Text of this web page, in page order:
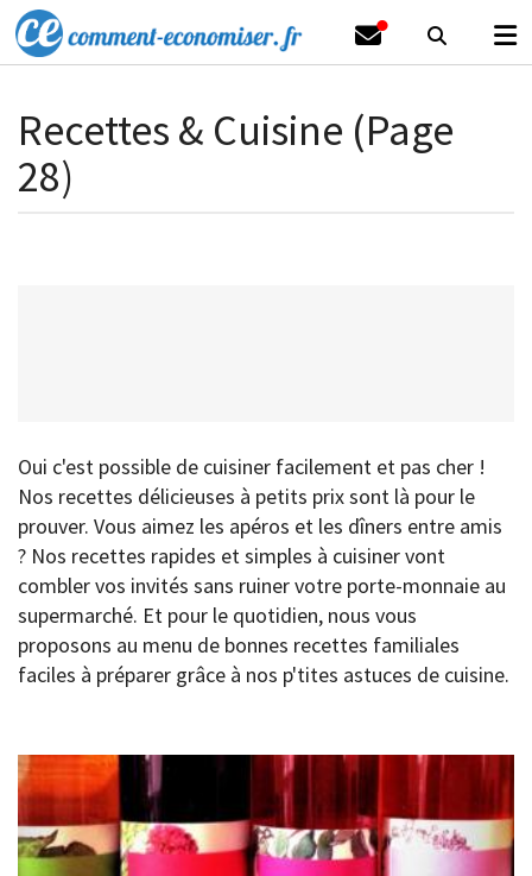
Recettes & Cuisine (Page
28)
Oui c'est possible de cuisiner facilement et pas cher !
Nos recettes délicieuses à petits prix sont là pour le
prouver. Vous aimez les apéros et les dîners entre amis
? Nos recettes rapides et simples à cuisiner vont
combler vos invités sans ruiner votre porte-monnaie au
supermarché. Et pour le quotidien, nous vous
proposons au menu de bonnes recettes familiales
faciles à préparer grâce à nos p'tites astuces de cuisine.